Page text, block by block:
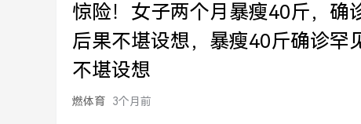
惊险！女子两个月暴瘦40斤，确
后果不堪设想，暴瘦40斤确诊罕
不堪设想
燃体育 3个月前